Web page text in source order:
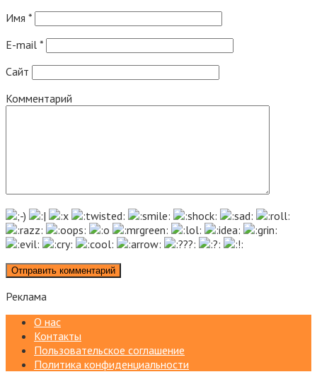
Имя *
E-mail *
Сайт
Комментарий
Реклама
О нас
Контакты
Пользовательское соглашение
Политика конфиденциальности